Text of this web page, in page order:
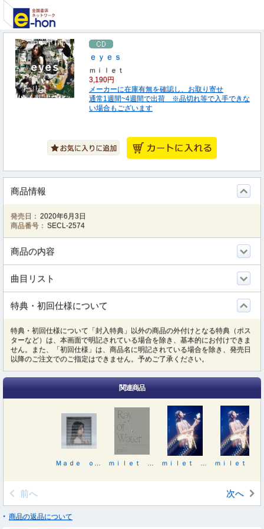
ｅｙｅｓ
ｍｉｌｅｔ
3,190円
メーカーに在庫有無を確認し、お取り寄せ
通常1週間~4週間で出荷 ※品切れ等で入手できな
い場合もございます
商品情報
発売日： 2020年6月3日
商品番号： SECL-2574
商品の内容
曲目リスト
特典・初回仕様について
特典・初回仕様について「封入特典」以外の商品の外付けとなる特典（ポス
ターなど）は、本画面で明記されている場合を除き、基本的にお付けできま
せん。また、「初回仕様」は、商品名に明記されている場合を除き、発売日
以降のご注文でのご指定はできません。予めご了承ください。
関連商品
前へ 次へ
商品の返品について